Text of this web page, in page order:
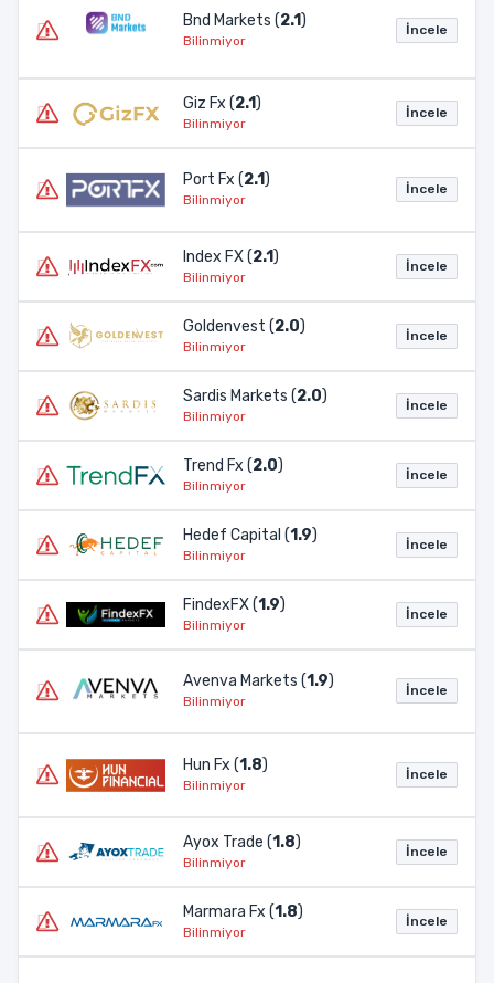
Bnd Markets (2.1)
Bilinmiyor
İncele
Giz Fx (2.1)
Bilinmiyor
İncele
Port Fx (2.1)
Bilinmiyor
İncele
Index FX (2.1)
Bilinmiyor
İncele
Goldenvest (2.0)
Bilinmiyor
İncele
Sardis Markets (2.0)
Bilinmiyor
İncele
Trend Fx (2.0)
Bilinmiyor
İncele
Hedef Capital (1.9)
Bilinmiyor
İncele
FindexFX (1.9)
Bilinmiyor
İncele
Avenva Markets (1.9)
Bilinmiyor
İncele
Hun Fx (1.8)
Bilinmiyor
İncele
Ayox Trade (1.8)
Bilinmiyor
İncele
Marmara Fx (1.8)
Bilinmiyor
İncele